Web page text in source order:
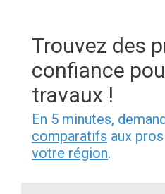
Trouvez des
confiance
travaux !
En 5 minutes,
comparatifs aux
votre région.